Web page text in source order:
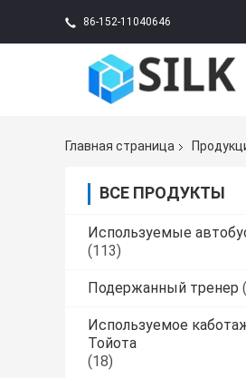
86-152-11040646
Главная страница
ВСЕ ПРОДУКТЫ
Используемые
(113)
Подержанный тренер
Используемое
Тойота
(18)